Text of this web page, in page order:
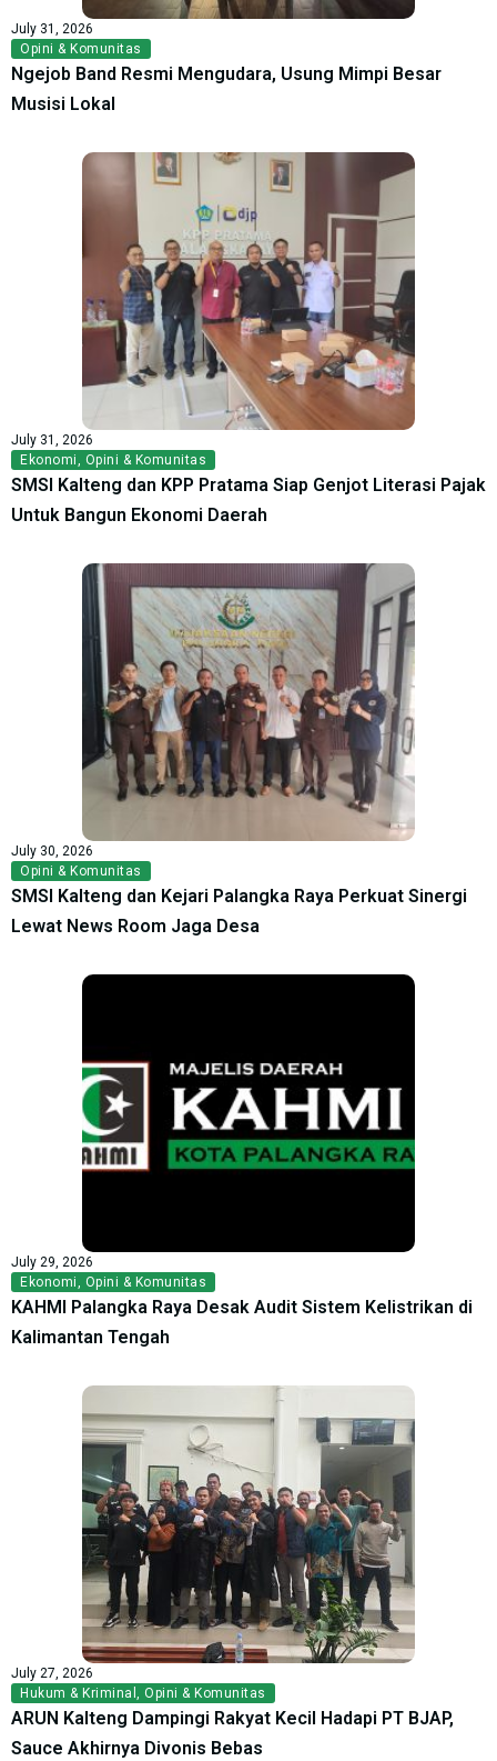
July 31, 2026
Opini & Komunitas
Ngejob Band Resmi Mengudara, Usung Mimpi Besar
Musisi Lokal
July 31, 2026
Ekonomi, Opini & Komunitas
SMSI Kalteng dan KPP Pratama Siap Genjot Literasi Pajak
Untuk Bangun Ekonomi Daerah
July 30, 2026
Opini & Komunitas
SMSI Kalteng dan Kejari Palangka Raya Perkuat Sinergi
Lewat News Room Jaga Desa
July 29, 2026
Ekonomi, Opini & Komunitas
KAHMI Palangka Raya Desak Audit Sistem Kelistrikan di
Kalimantan Tengah
July 27, 2026
Hukum & Kriminal , Opini & Komunitas
ARUN Kalteng Dampingi Rakyat Kecil Hadapi PT BJAP,
Sauce Akhirnya Divonis Bebas